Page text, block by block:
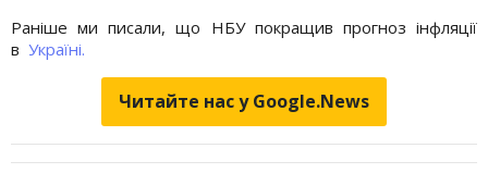
Раніше ми писали, що НБУ покращив прогноз інфляції
в Україні.
Читайте нас у Google.News